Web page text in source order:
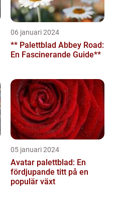
06 januari 2024
** Palettblad Abbey Road:
En Fascinerande Guide**
05 januari 2024
Avatar palettblad: En
fördjupande titt på en
populär växt